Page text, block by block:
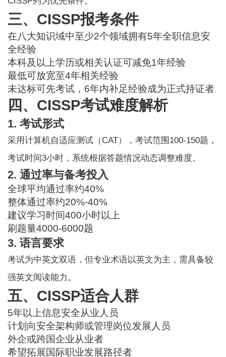
三、CISSP报考条件
在八大知识域中至少2个领域拥有5年全职信息安
全经验
本科及以上学历或相关认证可减免1年经验
最低可放宽至4年相关经验
未达标可先考试，6年内补足经验成为正式持证者
四、CISSP考试难度解析
1. 考试形式
采用计算机自适应测试（CAT），考试范围100-150题，
考试时间3小时，系统根据答题情况动态调整难度。
2. 通过率与备考投入
全球平均通过率约40%
整体通过率约20%-40%
建议学习时间400小时以上
刷题量4000-6000题
3. 语言要求
考试为中英文双语，但专业术语以英文为主，需具备较
强英文阅读能力。
五、CISSP适合人群
5年以上信息安全从业人员
计划向安全架构师或管理岗位发展人员
外企或跨国企业从业者
希望拓展国际职业发展路径者